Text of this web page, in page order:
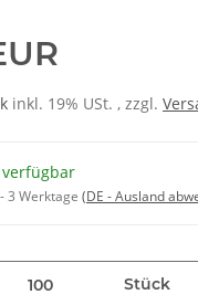
inkl. 19% USt. , zzgl.
3 Werktage (DE - Ausland
Stück